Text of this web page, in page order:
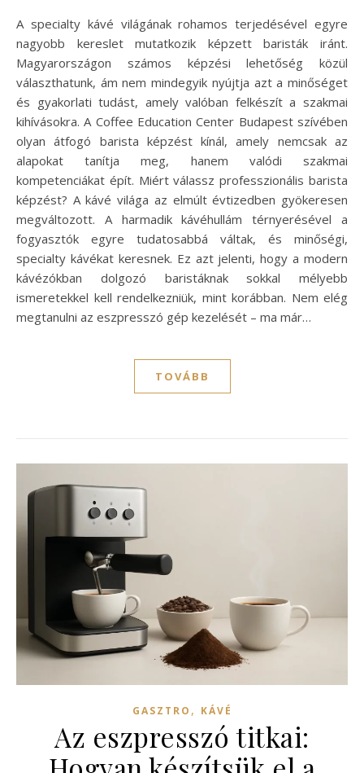
A specialty kávé világának rohamos terjedésével egyre
nagyobb kereslet mutatkozik képzett baristák iránt.
Magyarországon számos képzési lehetőség közül
választhatunk, ám nem mindegyik nyújtja azt a minőséget
és gyakorlati tudást, amely valóban felkészít a szakmai
kihívásokra. A Coffee Education Center Budapest szívében
olyan átfogó barista képzést kínál, amely nemcsak az
alapokat tanítja meg, hanem valódi szakmai
kompetenciákat épít. Miért válassz professzionális barista
képzést? A kávé világa az elmúlt évtizedben gyökeresen
megváltozott. A harmadik kávéhullám térnyerésével a
fogyasztók egyre tudatosabbá váltak, és minőségi,
specialty kávékat keresnek. Ez azt jelenti, hogy a modern
kávézókban dolgozó baristáknak sokkal mélyebb
ismeretekkel kell rendelkezniük, mint korábban. Nem elég
megtanulni az eszpresszó gép kezelését – ma már…
TOVÁBB
GASZTRO , KÁVÉ
Az eszpresszó titkai: